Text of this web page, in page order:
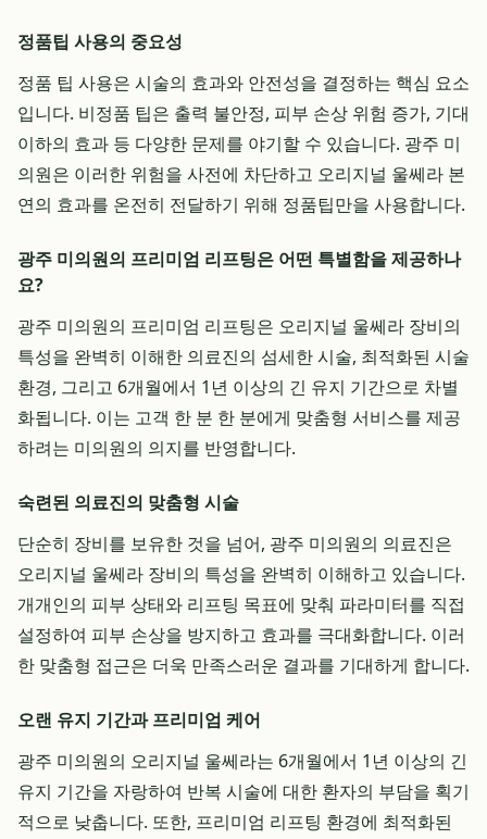
정품팁 사용의 중요성
정품 팁 사용은 시술의 효과와 안전성을 결정하는 핵심 요소
입니다. 비정품 팁은 출력 불안정, 피부 손상 위험 증가, 기대
이하의 효과 등 다양한 문제를 야기할 수 있습니다. 광주 미
의원은 이러한 위험을 사전에 차단하고 오리지널 울쎄라 본
연의 효과를 온전히 전달하기 위해 정품팁만을 사용합니다.
광주 미의원의 프리미엄 리프팅은 어떤 특별함을 제공하나
요?
광주 미의원의 프리미엄 리프팅은 오리지널 울쎄라 장비의
특성을 완벽히 이해한 의료진의 섬세한 시술, 최적화된 시술
환경, 그리고 6개월에서 1년 이상의 긴 유지 기간으로 차별
화됩니다. 이는 고객 한 분 한 분에게 맞춤형 서비스를 제공
하려는 미의원의 의지를 반영합니다.
숙련된 의료진의 맞춤형 시술
단순히 장비를 보유한 것을 넘어, 광주 미의원의 의료진은
오리지널 울쎄라 장비의 특성을 완벽히 이해하고 있습니다.
개개인의 피부 상태와 리프팅 목표에 맞춰 파라미터를 직접
설정하여 피부 손상을 방지하고 효과를 극대화합니다. 이러
한 맞춤형 접근은 더욱 만족스러운 결과를 기대하게 합니다.
오랜 유지 기간과 프리미엄 케어
광주 미의원의 오리지널 울쎄라는 6개월에서 1년 이상의 긴
유지 기간을 자랑하여 반복 시술에 대한 환자의 부담을 획기
적으로 낮춥니다. 또한, 프리미엄 리프팅 환경에 최적화된